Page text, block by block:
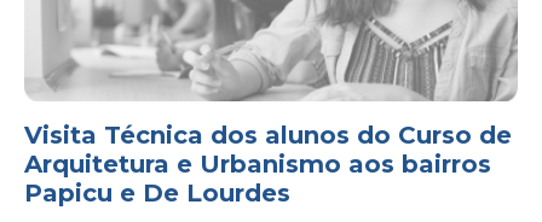
Visita Técnica dos alunos do Curso de
Arquitetura e Urbanismo aos bairros
Papicu e De Lourdes